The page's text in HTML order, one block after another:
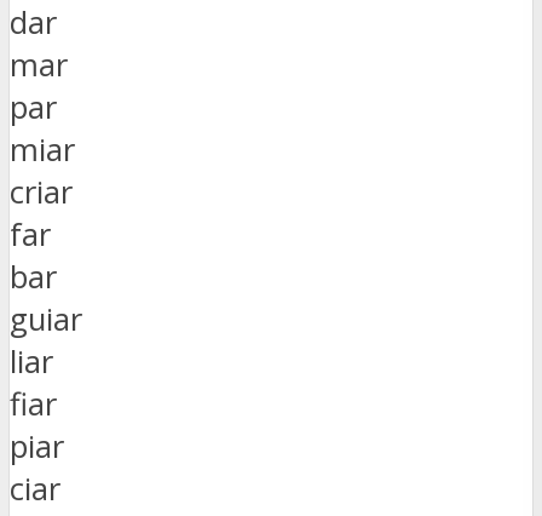
dar
mar
par
miar
criar
far
bar
guiar
liar
fiar
piar
ciar